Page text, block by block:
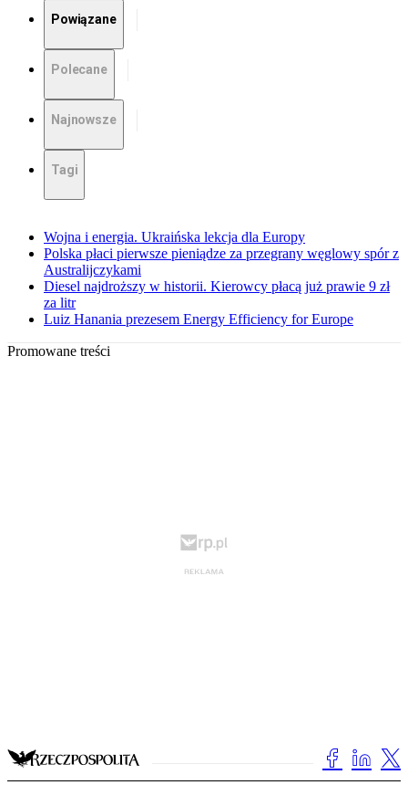
Powiązane
Polecane
Najnowsze
Tagi
Wojna i energia. Ukraińska lekcja dla Europy
Polska płaci pierwsze pieniądze za przegrany węglowy spór z
Australijczykami
Diesel najdroższy w historii. Kierowcy płacą już prawie 9 zł
za litr
Luiz Hanania prezesem Energy Efficiency for Europe
Promowane treści